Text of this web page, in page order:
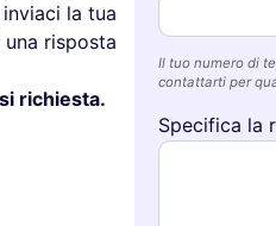
la tua
risposta
richiesta.
Il tuo numero di
contattarti per
Specifica la